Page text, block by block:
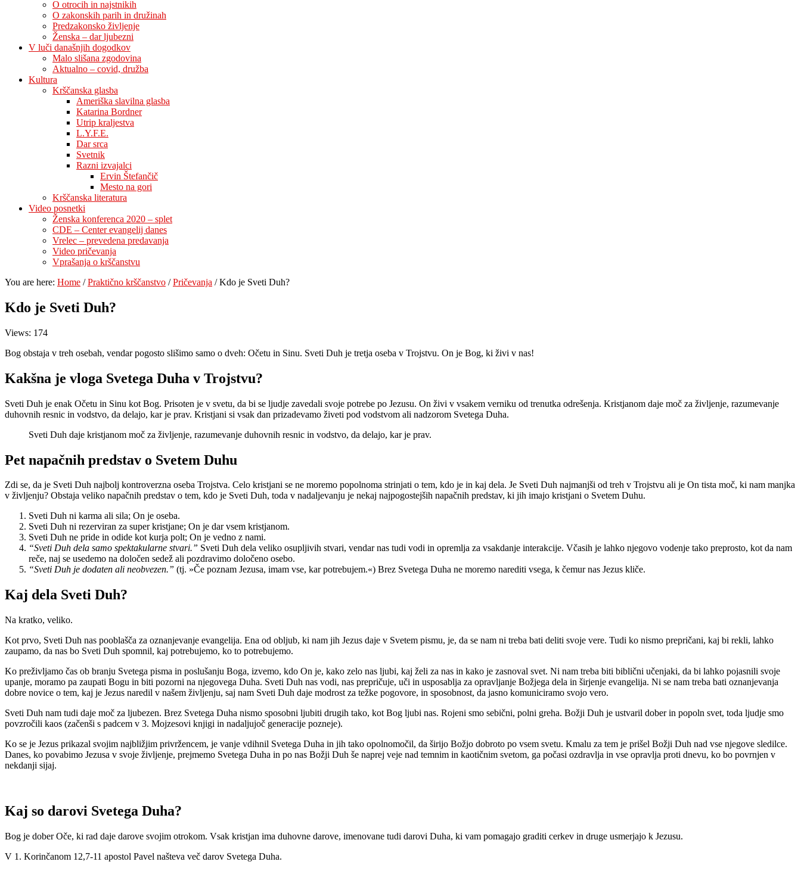
O otrocih in najstnikih
O zakonskih parih in družinah
Predzakonsko življenje
Ženska – dar ljubezni
V luči današnjih dogodkov
Malo slišana zgodovina
Aktualno – covid, družba
Kultura
Krščanska glasba
Ameriška slavilna glasba
Katarina Bordner
Utrip kraljestva
L.Y.F.E.
Dar srca
Svetnik
Razni izvajalci
Ervin Štefančič
Mesto na gori
Krščanska literatura
Video posnetki
Ženska konferenca 2020 – splet
CDE – Center evangelij danes
Vrelec – prevedena predavanja
Video pričevanja
Vprašanja o krščanstvu
You are here: Home / Praktično krščanstvo / Pričevanja /Kdo je Sveti Duh?
Kdo je Sveti Duh?
Views: 174
Bog obstaja v treh osebah, vendar pogosto slišimo samo o dveh: Očetu in Sinu. Sveti Duh je tretja oseba v Trojstvu. On je Bog, ki živi v nas!
Kakšna je vloga Svetega Duha v Trojstvu?
Sveti Duh je enak Očetu in Sinu kot Bog. Prisoten je v svetu, da bi se ljudje zavedali svoje potrebe po Jezusu. On živi v vsakem verniku od trenutka odrešenja. Kristjanom daje moč za življenje, razumevanje
duhovnih resnic in vodstvo, da delajo, kar je prav. Kristjani si vsak dan prizadevamo živeti pod vodstvom ali nadzorom Svetega Duha.
Sveti Duh daje kristjanom moč za življenje, razumevanje duhovnih resnic in vodstvo, da delajo, kar je prav.
Pet napačnih predstav o Svetem Duhu
Zdi se, da je Sveti Duh najbolj kontroverzna oseba Trojstva. Celo kristjani se ne moremo popolnoma strinjati o tem, kdo je in kaj dela. Je Sveti Duh najmanjši od treh v Trojstvu ali je On tista moč, ki nam manjka
v življenju? Obstaja veliko napačnih predstav o tem, kdo je Sveti Duh, toda v nadaljevanju je nekaj najpogostejših napačnih predstav, ki jih imajo kristjani o Svetem Duhu.
Sveti Duh ni karma ali sila; On je oseba.
Sveti Duh ni rezerviran za super kristjane; On je dar vsem kristjanom.
Sveti Duh ne pride in odide kot kurja polt; On je vedno z nami.
“Sveti Duh dela samo spektakularne stvari.” Sveti Duh dela veliko osupljivih stvari, vendar nas tudi vodi in opremlja za vsakdanje interakcije. Včasih je lahko njegovo vodenje tako preprosto, kot da nam
reče, naj se usedemo na določen sedež ali pozdravimo določeno osebo.
“Sveti Duh je dodaten ali neobvezen.” (tj. »Če poznam Jezusa, imam vse, kar potrebujem.«) Brez Svetega Duha ne moremo narediti vsega, k čemur nas Jezus kliče.
Kaj dela Sveti Duh?
Na kratko, veliko.
Kot prvo, Sveti Duh nas pooblašča za oznanjevanje evangelija. Ena od obljub, ki nam jih Jezus daje v Svetem pismu, je, da se nam ni treba bati deliti svoje vere. Tudi ko nismo prepričani, kaj bi rekli, lahko
zaupamo, da nas bo Sveti Duh spomnil, kaj potrebujemo, ko to potrebujemo.
Ko preživljamo čas ob branju Svetega pisma in poslušanju Boga, izvemo, kdo On je, kako zelo nas ljubi, kaj želi za nas in kako je zasnoval svet. Ni nam treba biti biblični učenjaki, da bi lahko pojasnili svoje
upanje, moramo pa zaupati Bogu in biti pozorni na njegovega Duha. Sveti Duh nas vodi, nas prepričuje, uči in usposablja za opravljanje Božjega dela in širjenje evangelija. Ni se nam treba bati oznanjevanja
dobre novice o tem, kaj je Jezus naredil v našem življenju, saj nam Sveti Duh daje modrost za težke pogovore, in sposobnost, da jasno komuniciramo svojo vero.
Sveti Duh nam tudi daje moč za ljubezen. Brez Svetega Duha nismo sposobni ljubiti drugih tako, kot Bog ljubi nas. Rojeni smo sebični, polni greha. Božji Duh je ustvaril dober in popoln svet, toda ljudje smo
povzročili kaos (začenši s padcem v 3. Mojzesovi knjigi in nadaljujoč generacije pozneje).
Ko se je Jezus prikazal svojim najbližjim privržencem, je vanje vdihnil Svetega Duha in jih tako opolnomočil, da širijo Božjo dobroto po vsem svetu. Kmalu za tem je prišel Božji Duh nad vse njegove sledilce.
Danes, ko povabimo Jezusa v svoje življenje, prejmemo Svetega Duha in po nas Božji Duh še naprej veje nad temnim in kaotičnim svetom, ga počasi ozdravlja in vse opravlja proti dnevu, ko bo povrnjen v
nekdanji sijaj.
Kaj so darovi Svetega Duha?
Bog je dober Oče, ki rad daje darove svojim otrokom. Vsak kristjan ima duhovne darove, imenovane tudi darovi Duha, ki vam pomagajo graditi cerkev in druge usmerjajo k Jezusu.
V 1. Korinčanom 12,7-11 apostol Pavel našteva več darov Svetega Duha.